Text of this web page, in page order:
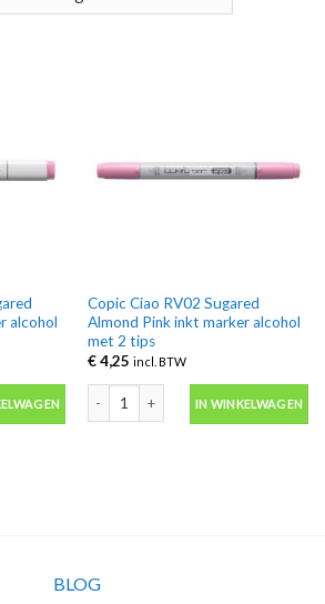
alcohol
Almond Pink inkt marker alcohol aantal
Copic Ciao RV02 Sugared
Almond Pink inkt marker alcohol
met 2 tips
€4,25 incl. BTW
Copic Ciao RV02 Sugared Almond
IN WINKELWAGEN
BLOG